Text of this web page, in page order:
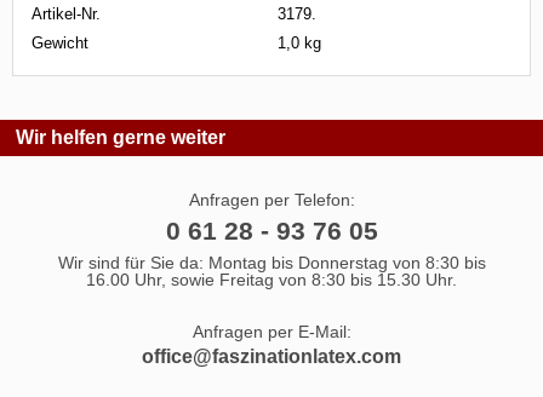
Artikel-Nr.
3179.
Gewicht
1,0 kg
Wir helfen gerne weiter
Anfragen per Telefon:
0 61 28 - 93 76 05
Wir sind für Sie da: Montag bis Donnerstag von 8:30 bis
16.00 Uhr, sowie Freitag von 8:30 bis 15.30 Uhr.
Anfragen per E-Mail:
office@faszinationlatex.com